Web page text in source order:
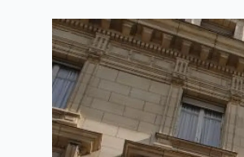
Linkedin
Facebook
Threads
Bluesky
email